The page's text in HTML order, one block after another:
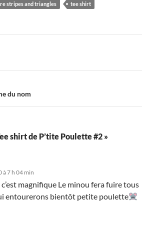
stripes and triangles tee shirt
du nom
shirt de P’tite Poulette #2 »
7 h 04 min
magnifique Le minou fera fuire tous
entourerons bientôt petite poulette